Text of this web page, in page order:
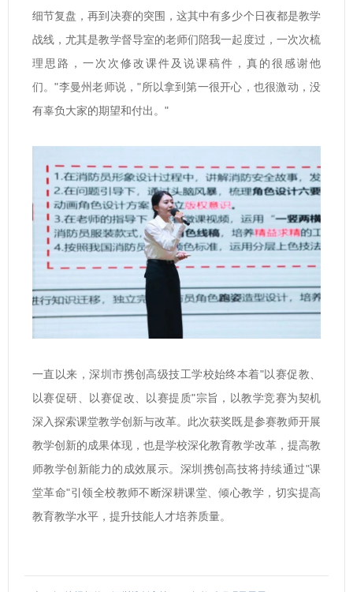
细节复盘，再到决赛的突围，这其中有多少个日夜都是教学
战线，尤其是教学督导室的老师们陪我一起度过，一次次梳
理思路，一次次修改课件及说课稿件，真的很感谢他
们。"李曼州老师说，"所以拿到第一很开心，也很激动，没
有辜负大家的期望和付出。"
一直以来，深圳市携创高级技工学校始终本着"以赛促教、
以赛促研、以赛促改、以赛提质"宗旨，以教学竞赛为契机
深入探索课堂教学创新与改革。此次获奖既是参赛教师开展
教学创新的成果体现，也是学校深化教育教学改革，提高教
师教学创新能力的成效展示。深圳携创高技将持续通过"课
堂革命"引领全校教师不断深耕课堂、倾心教学，切实提高
教育教学水平，提升技能人才培养质量。